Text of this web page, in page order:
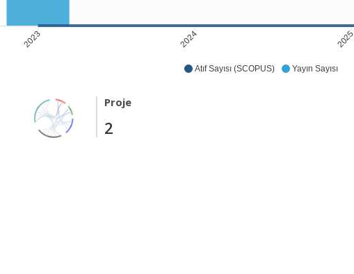
Atıf Sayısı (SCOPUS) Yayın Sayısı
2023 2024 2025
Proje
2